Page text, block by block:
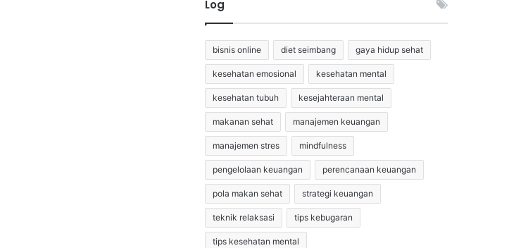
Log
bisnis online diet seimbang gaya hidup sehat
kesehatan emosional kesehatan mental
kesehatan tubuh kesejahteraan mental
makanan sehat manajemen keuangan
manajemen stres mindfulness
pengelolaan keuangan perencanaan keuangan
pola makan sehat strategi keuangan
teknik relaksasi tips kebugaran
tips kesehatan mental